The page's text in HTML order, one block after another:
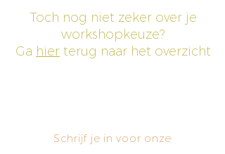
Toch nog niet zeker over je
workshopkeuze?
Ga hier terug naar het overzicht
Schrijf je in voor onze